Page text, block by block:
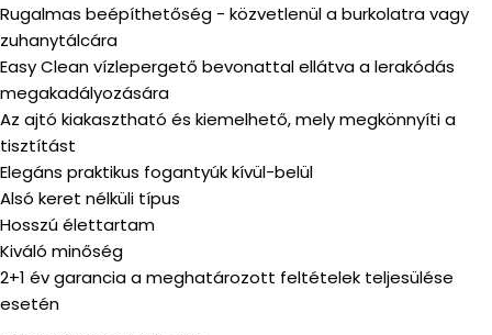
Rugalmas beépíthetőség - közvetlenül a burkolatra vagy
zuhanytálcára
Easy Clean vízlepergető bevonattal ellátva a lerakódás
megakadályozására
Az ajtó kiakasztható és kiemelhető, mely megkönnyíti a
tisztítást
Elegáns praktikus fogantyúk kívül-belül
Alsó keret nélküli típus
Hosszú élettartam
Kiváló minőség
2+1 év garancia a meghatározott feltételek teljesülése
esetén